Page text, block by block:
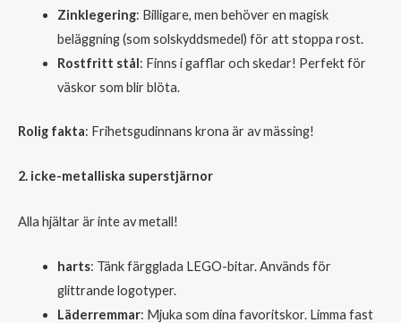
Zinklegering: Billigare, men behöver en magisk
beläggning (som solskyddsmedel) för att stoppa rost.
Rostfritt stål: Finns i gafflar och skedar! Perfekt för
väskor som blir blöta.
Rolig fakta: Frihetsgudinnans krona är av mässing!
2. icke-metalliska superstjärnor
Alla hjältar är inte av metall!
harts: Tänk färgglada LEGO-bitar. Används för
glittrande logotyper.
Läderremmar: Mjuka som dina favoritskor. Limma fast